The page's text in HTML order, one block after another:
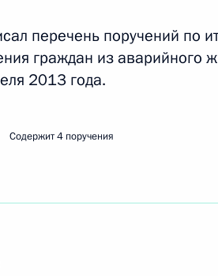
Показать следующие материалы
премьер-министру
перечень поручений по
граждан из аварийного
2013 года.
Содержит 4 поручения